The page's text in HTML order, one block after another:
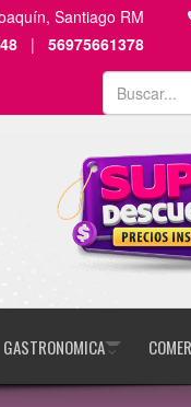
Santiago RM
| 56975661378
GASTRONOMICA